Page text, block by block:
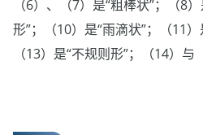
（6）、（7）是“粗棒状”；（8
形”；（10）是“雨滴状”；（11
（13）是“不规则形”；（14）与